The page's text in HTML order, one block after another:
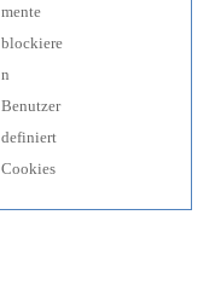
mente
blockiere
n
Benutzer
definiert
Cookies